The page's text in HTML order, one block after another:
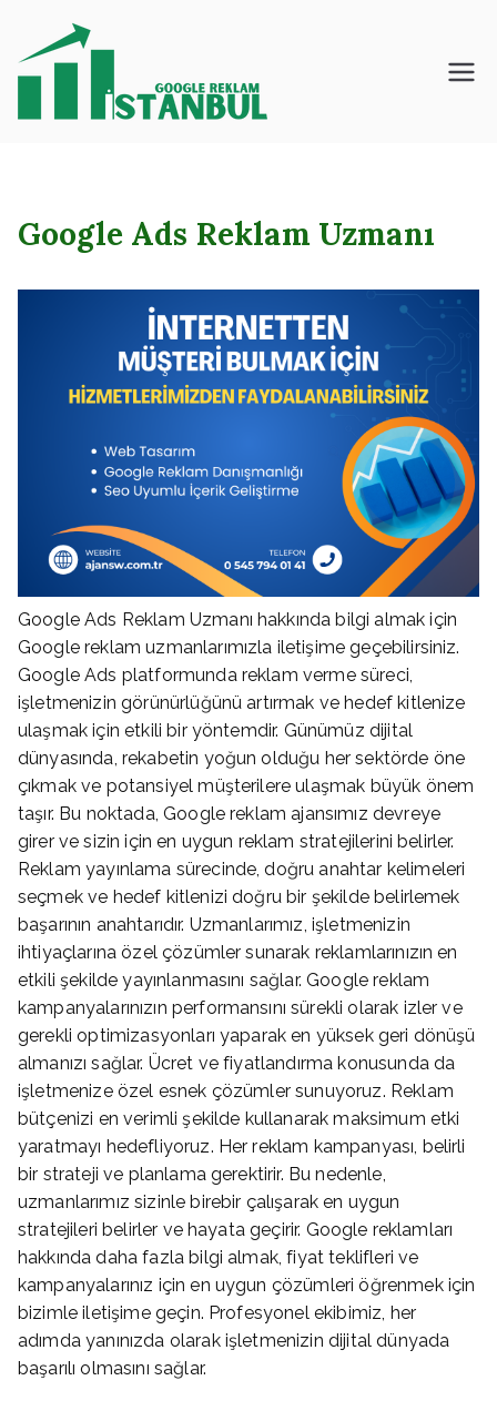
İstanbul – Google
Google Ads Reklam Uzmanı
Google Ads Reklam Uzmanı hakkında bilgi almak için
Google reklam uzmanlarımızla iletişime geçebilirsiniz.
Google Ads platformunda reklam verme süreci,
işletmenizin görünürlüğünü artırmak ve hedef kitlenize
ulaşmak için etkili bir yöntemdir. Günümüz dijital
dünyasında, rekabetin yoğun olduğu her sektörde öne
çıkmak ve potansiyel müşterilere ulaşmak büyük önem
taşır. Bu noktada, Google reklam ajansımız devreye
girer ve sizin için en uygun reklam stratejilerini belirler.
Reklam yayınlama sürecinde, doğru anahtar kelimeleri
seçmek ve hedef kitlenizi doğru bir şekilde belirlemek
başarının anahtarıdır. Uzmanlarımız, işletmenizin
ihtiyaçlarına özel çözümler sunarak reklamlarınızın en
etkili şekilde yayınlanmasını sağlar. Google reklam
kampanyalarınızın performansını sürekli olarak izler ve
gerekli optimizasyonları yaparak en yüksek geri dönüşü
almanızı sağlar. Ücret ve fiyatlandırma konusunda da
işletmenize özel esnek çözümler sunuyoruz. Reklam
bütçenizi en verimli şekilde kullanarak maksimum etki
yaratmayı hedefliyoruz. Her reklam kampanyası, belirli
bir strateji ve planlama gerektirir. Bu nedenle,
uzmanlarımız sizinle birebir çalışarak en uygun
stratejileri belirler ve hayata geçirir. Google reklamları
hakkında daha fazla bilgi almak, fiyat teklifleri ve
kampanyalarınız için en uygun çözümleri öğrenmek için
bizimle iletişime geçin. Profesyonel ekibimiz, her
adımda yanınızda olarak işletmenizin dijital dünyada
başarılı olmasını sağlar.